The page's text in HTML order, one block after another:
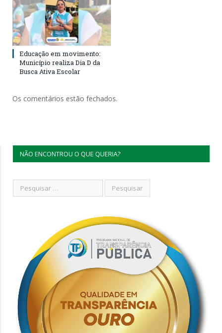
Educação em movimento:
Município realiza Dia D da
Busca Ativa Escolar
Os comentários estão fechados.
NÃO ENCONTROU O QUE QUERIA?